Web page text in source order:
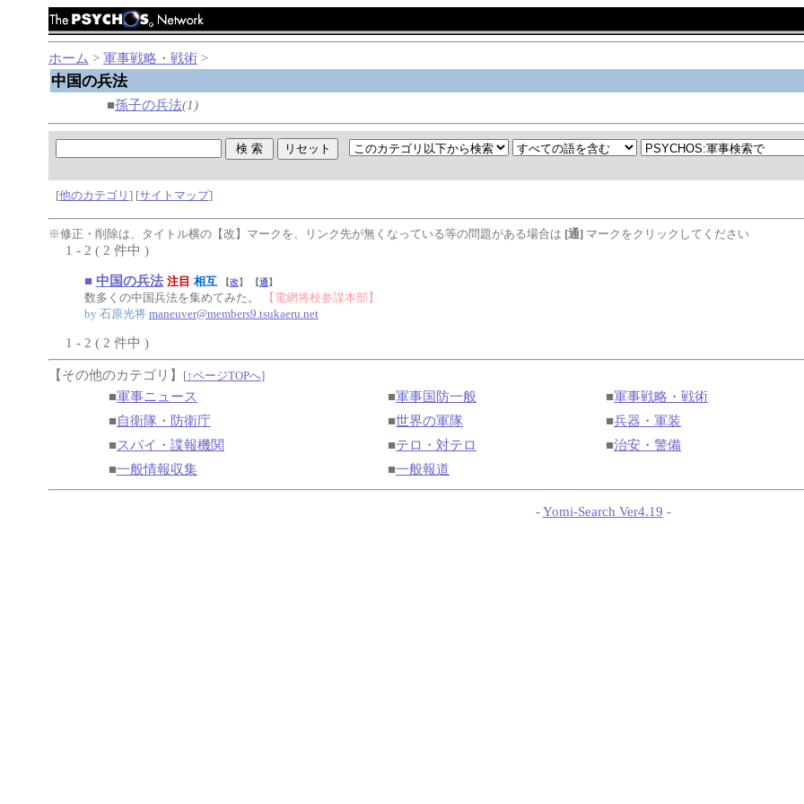
ホーム > 軍事戦略・戦術>
中国の兵法
■孫子の兵法(1)
[他のカテゴリ ] [サイトマップ]
※修正・削除は、タイトル横の【改】マークを、リンク先が無くなっている等の問題がある場合は [通]マークをクリックしてください
1 - 2 ( 2 件中 )
■ 中国の兵法 注目 相互 【改】 【通】
数多くの中国兵法を集めてみた。
【電網将校参謀本部】
by 石原光将 maneuver@members9.tsukaeru.net
1 - 2 ( 2 件中 )
【その他のカテゴリ】 [↑ページTOPへ]
■軍事ニュース ■軍事国防一般 ■軍事戦略・戦術
■自衛隊・防衛庁 ■世界の軍隊 ■兵器・軍装
■スパイ・諜報機関 ■テロ・対テロ ■治安・警備
■一般情報収集 ■一般報道
-Yomi-Search Ver4.19 -